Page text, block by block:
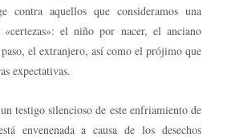
contra aquellos que consideramos una
«certezas»: el niño por nacer, el anciano
el extranjero, así como el prójimo que
expectativas.
testigo silencioso de este enfriamiento de
envenenada a causa de los desechos